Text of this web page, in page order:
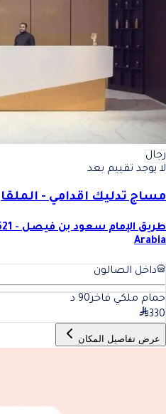
رجال
لا يوجد تقييم بعد
مساج تدليك اقدامي - الملقا
Arabia
داخل الصالون
حمام ملكي فاخر90 د
330
عرض تفاصيل المكان